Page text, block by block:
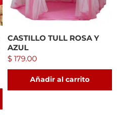
CASTILLO TULL ROSA Y
AZUL
$ 179.00
Añadir al carrito